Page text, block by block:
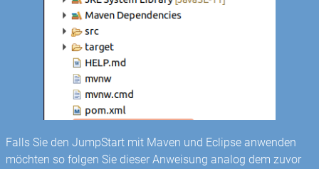
Falls Sie den JumpStart mit Maven und Eclipse anwenden
möchten so folgen Sie dieser Anweisung analog dem zuvor